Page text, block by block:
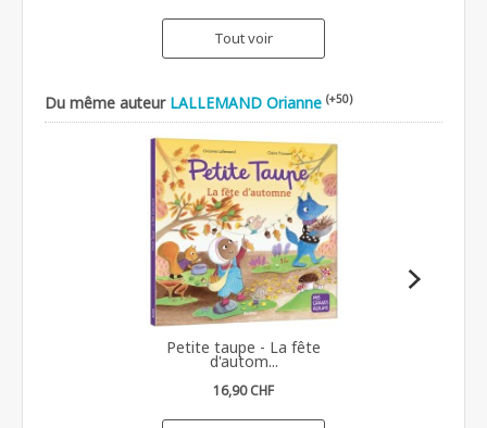
Tout voir
Du même auteur LALLEMAND Orianne (+50)
Petite taupe - La fête
d'autom...
16,90 CHF